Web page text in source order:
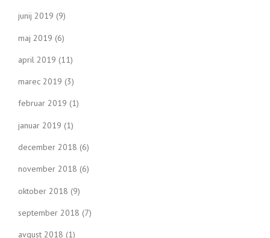
junij 2019 (9)
maj 2019 (6)
april 2019 (11)
marec 2019 (3)
februar 2019 (1)
januar 2019 (1)
december 2018 (6)
november 2018 (6)
oktober 2018 (9)
september 2018 (7)
avgust 2018 (1)